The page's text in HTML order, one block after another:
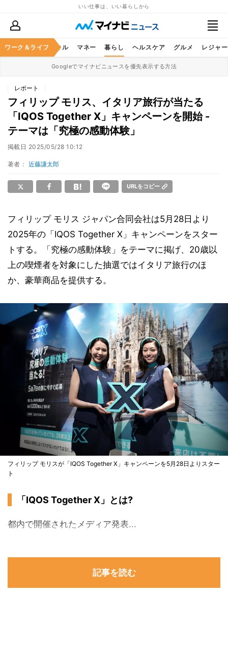
いい仕事は、いい暮らしから
ワーク＆ライフ
ア ビジネススキル マネー 暮らし ヘルスケア グルメ レジャー
Googleでマイナビニュースを優先表示する方法
レポート
フィリップ モリス、イタリア旅行が当たる
「IQOS Together X」キャンペーンを開始 -
テーマは「究極の感動体験」
掲載日 2025/05/28 10:12
著者： 近藤謙太郎
URLをコピー
フィリップ モリス ジャパン合同会社は5月28日より
2025年の「IQOS Together X」キャンペーンをスター
トする。「究極の感動体験」をテーマに掲げ、20歳以
上の喫煙者を対象にした抽選ではイタリア旅行のほ
か、豪華商品を提供する。
フィリップ モリスが「IQOS Together X」キャンペーンを5月28日よりスター
ト
「IQOS Together X」とは?
都内で開催されたメディア発表...
記事を読む